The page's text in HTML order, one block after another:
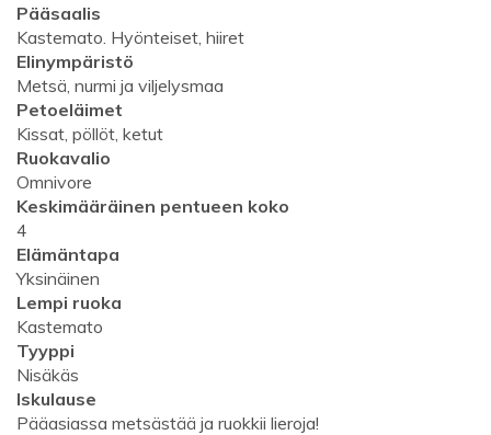
Pääsaalis
Kastemato. Hyönteiset, hiiret
Elinympäristö
Metsä, nurmi ja viljelysmaa
Petoeläimet
Kissat, pöllöt, ketut
Ruokavalio
Omnivore
Keskimääräinen pentueen koko
4
Elämäntapa
Yksinäinen
Lempi ruoka
Kastemato
Tyyppi
Nisäkäs
Iskulause
Pääasiassa metsästää ja ruokkii lieroja!